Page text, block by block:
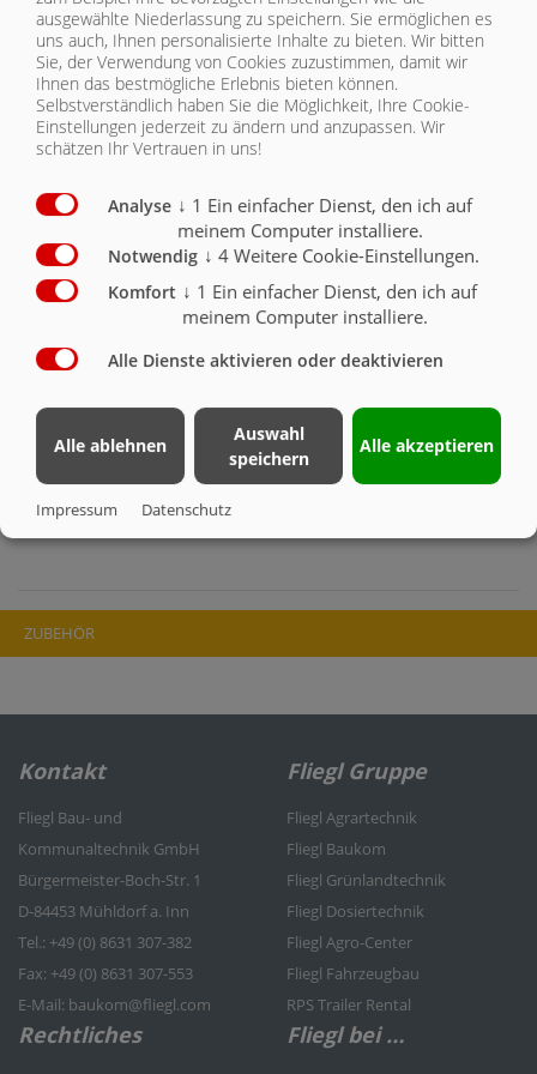
Staukasten absperrbar ca. 350 mm x 350 mm x 4000
mm
O
Schlauchhaspel 1"x50mtr # 497 464
mit Industrieschlauch NW 25 + Mehrzweckstrahlrohr
bis 8 bar Druck
Schlauchhaspel 1 1/2" x 20 mtr, # 487 664
mit Industrieschlauch NW 38 + Mehrzweckstrahlrohr
6" Zweiflanschplatten-Ansaugschieber mit
Schnellkuppler zusätzlich
O
Sprühbalken hinten in Fahrzeugbreite zum
Bewässern / Staubbinden
Befüllrohr vorne links nach oben ins Fass mit 3"
Kugelhahn
und B-Anschluss (bei Hydrantenbefüllung
erforderlich)
ZUBEHÖR
Kontakt
Fliegl Bau- und
Kommunaltechnik GmbH
Bürgermeister-Boch-Str. 1
D-84453 Mühldorf a. Inn
Tel.: +49 (0) 8631 307-382
Fax: +49 (0) 8631 307-553
E-Mail: baukom@fliegl.com
Fliegl Gruppe
Fliegl Agrartechnik
Fliegl Baukom
Fliegl Grünlandtechnik
Fliegl Dosiertechnik
Fliegl Agro-Center
Fliegl Fahrzeugbau
RPS Trailer Rental
Rechtliches Fliegl bei …
ausgewählte Niederlassung zu speichern. Sie ermöglichen es
uns auch, Ihnen personalisierte Inhalte zu bieten. Wir bitten
Sie, der Verwendung von Cookies zuzustimmen, damit wir
Ihnen das bestmögliche Erlebnis bieten können.
Selbstverständlich haben Sie die Möglichkeit, Ihre Cookie-
Einstellungen jederzeit zu ändern und anzupassen. Wir
schätzen Ihr Vertrauen in uns!
Analyse ↓ 1 Ein einfacher Dienst, den ich auf
meinem Computer installiere.
Notwendig ↓ 4 Weitere Cookie-Einstellungen.
Komfort ↓ 1 Ein einfacher Dienst, den ich auf
meinem Computer installiere.
Alle Dienste aktivieren oder deaktivieren
Alle ablehnen
Auswahl
speichern
Alle akzeptieren
Impressum Datenschutz